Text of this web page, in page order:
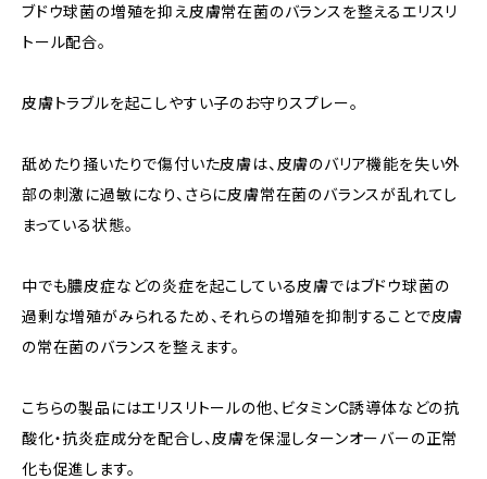
ブドウ球菌の増殖を抑え皮膚常在菌のバランスを整えるエリスリ
トール配合。
皮膚トラブルを起こしやすい子のお守りスプレー。
舐めたり掻いたりで傷付いた皮膚は、皮膚のバリア機能を失い外
部の刺激に過敏になり、さらに皮膚常在菌のバランスが乱れてし
まっている状態。
中でも膿皮症などの炎症を起こしている皮膚ではブドウ球菌の
過剰な増殖がみられるため、それらの増殖を抑制することで皮膚
の常在菌のバランスを整えます。
こちらの製品にはエリスリトールの他、ビタミンC誘導体などの抗
酸化・抗炎症成分を配合し、皮膚を保湿しターンオーバーの正常
化も促進します。